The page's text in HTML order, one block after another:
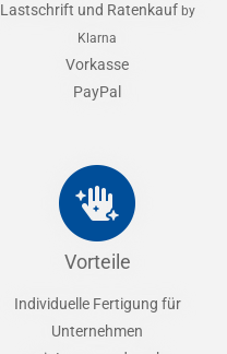
Lastschrift und Ratenkauf by
Klarna
Vorkasse
PayPal
Vorteile
Individuelle Fertigung für
Unternehmen